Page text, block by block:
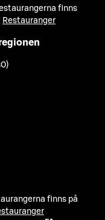
finns
Restauranger
finns på